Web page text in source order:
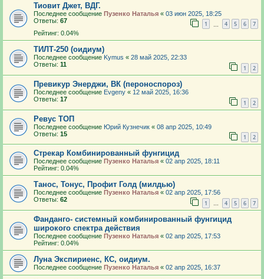
Тиовит Джет, ВДГ.
Последнее сообщение Пузенко Наталья « 03 июн 2025, 18:25
Ответы: 67 1 4 5 6 7
Рейтинг: 0.04%
ТИЛТ-250 (оидиум)
Последнее сообщение Kymus « 28 май 2025, 22:33
Ответы: 11 1 2
Превикур Энерджи, ВК (пероноспороз)
Последнее сообщение Evgeny « 12 май 2025, 16:36
Ответы: 17 1 2
Ревус ТОП
Последнее сообщение Юрий Кузнечик « 08 апр 2025, 10:49
Ответы: 15 1 2
Стрекар Комбинированный фунгицид
Последнее сообщение Пузенко Наталья « 02 апр 2025, 18:11
Рейтинг: 0.04%
Танос, Тонус, Профит Голд (милдью)
Последнее сообщение Пузенко Наталья « 02 апр 2025, 17:56
Ответы: 62 1 … 4 5 6 7
Фанданго- системный комбинированный фунгицид
широкого спектра действия
Последнее сообщение Пузенко Наталья « 02 апр 2025, 17:53
Рейтинг: 0.04%
Луна Экспириенс, КС, оидиум.
Последнее сообщение Пузенко Наталья « 02 апр 2025, 16:37